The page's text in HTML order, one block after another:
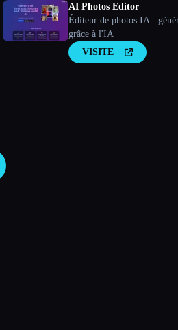
AI Photos Editor
Éditeur de photos IA :
grâce à l'IA
VISITE